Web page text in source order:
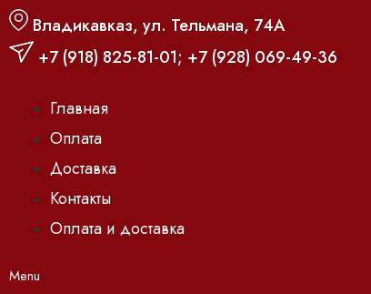
Владикавказ, ул. Тельмана, 74А
+7 (918) 825-81-01; +7 (928) 069-49-36
Главная
Оплата
Доставка
Контакты
Оплата и доставка
Menu